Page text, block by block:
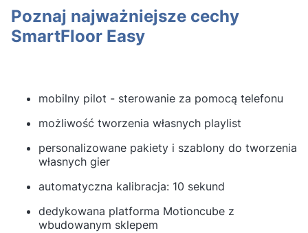
Poznaj najważniejsze cechy
SmartFloor Easy
mobilny pilot - sterowanie za pomocą telefonu
możliwość tworzenia własnych playlist
personalizowane pakiety i szablony do tworzenia
własnych gier
automatyczna kalibracja: 10 sekund
dedykowana platforma Motioncube z
wbudowanym sklepem